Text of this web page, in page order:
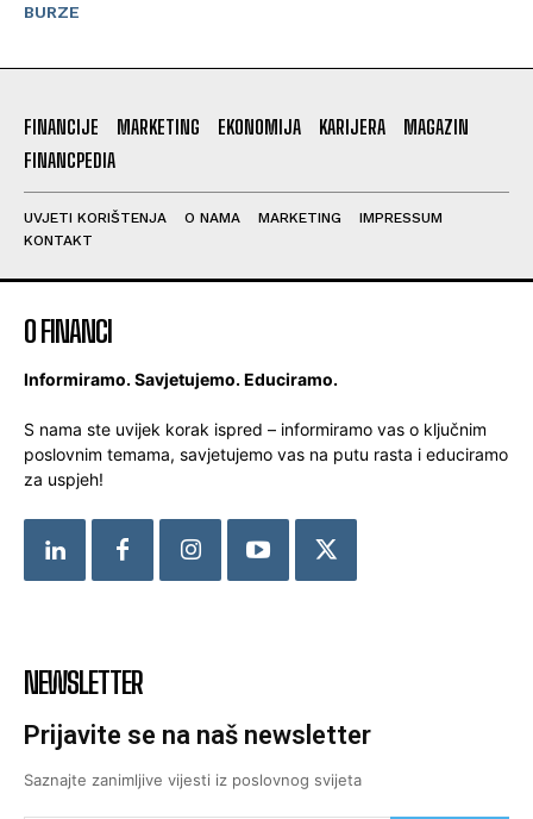
BURZE
FINANCIJE MARKETING EKONOMIJA KARIJERA
MAGAZIN
FINANCPEDIA
UVJETI KORIŠTENJA O NAMA MARKETING
IMPRESSUM
KONTAKT
O FINANCI
Informiramo. Savjetujemo. Educiramo.
S nama ste uvijek korak ispred – informiramo vas o ključnim
poslovnim temama, savjetujemo vas na putu rasta i educiramo
za uspjeh!
NEWSLETTER
Prijavite se na naš newsletter
Saznajte zanimljive vijesti iz poslovnog svijeta